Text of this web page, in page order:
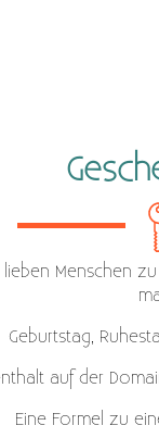
Menschen
Geburtstag,
auf der
Eine Formel zu